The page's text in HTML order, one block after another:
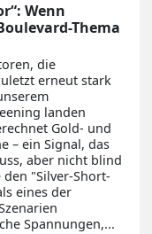
Wenn
Thema
die
erneut stark
landen
Gold- und
– ein Signal, das
aber nicht blind
"Silver-Short-
eines der
Spannungen,...